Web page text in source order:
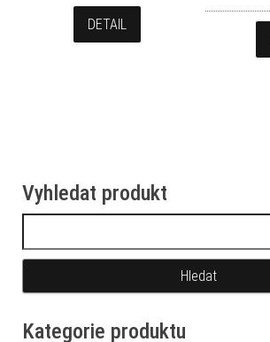
DETAIL
Vyhledat produkt
Kategorie produktu